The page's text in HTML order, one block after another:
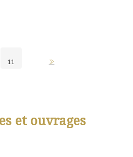
11
et ouvrages